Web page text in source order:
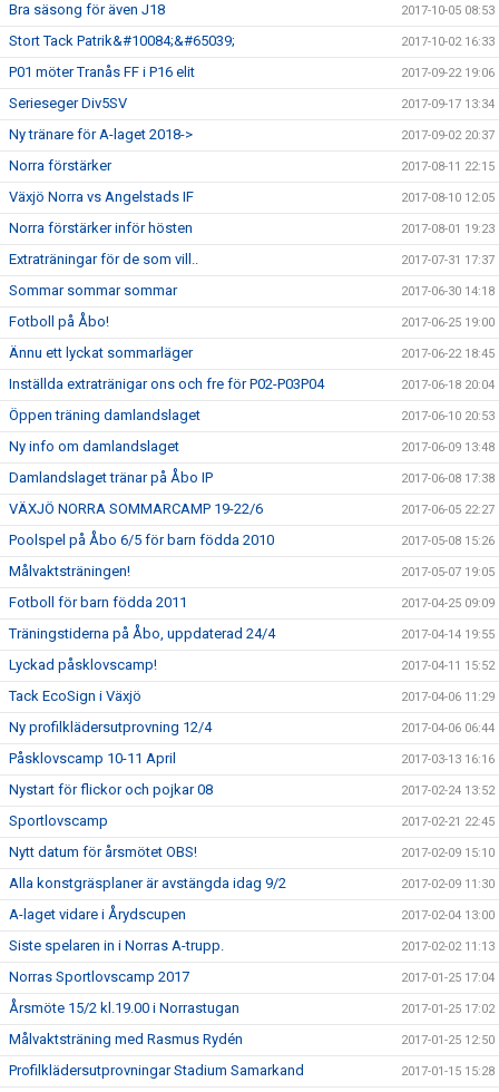
Bra säsong för även J18 2017-10-05 08:53
Stort Tack Patrik&#10084;&#65039; 2017-10-02 16:33
P01 möter Tranås FF i P16 elit 2017-09-22 19:06
Serieseger Div5SV 2017-09-17 13:34
Ny tränare för A-laget 2018-> 2017-09-02 20:37
Norra förstärker 2017-08-11 22:15
Växjö Norra vs Angelstads IF 2017-08-10 12:05
Norra förstärker inför hösten 2017-08-01 19:23
Extraträningar för de som vill.. 2017-07-31 17:37
Sommar sommar sommar 2017-06-30 14:18
Fotboll på Åbo! 2017-06-25 19:00
Ännu ett lyckat sommarläger 2017-06-22 18:45
Inställda extratränigar ons och fre för P02-P03P04 2017-06-18 20:04
Öppen träning damlandslaget 2017-06-10 20:53
Ny info om damlandslaget 2017-06-09 13:48
Damlandslaget tränar på Åbo IP 2017-06-08 17:38
VÄXJÖ NORRA SOMMARCAMP 19-22/6 2017-06-05 22:27
Poolspel på Åbo 6/5 för barn födda 2010 2017-05-08 15:26
Målvaktsträningen! 2017-05-07 19:05
Fotboll för barn födda 2011 2017-04-25 09:09
Träningstiderna på Åbo, uppdaterad 24/4 2017-04-14 19:55
Lyckad påsklovscamp! 2017-04-11 15:52
Tack EcoSign i Växjö 2017-04-06 11:29
Ny profilklädersutprovning 12/4 2017-04-06 06:44
Påsklovscamp 10-11 April 2017-03-13 16:16
Nystart för flickor och pojkar 08 2017-02-24 13:52
Sportlovscamp 2017-02-21 22:45
Nytt datum för årsmötet OBS! 2017-02-09 15:10
Alla konstgräsplaner är avstängda idag 9/2 2017-02-09 11:30
A-laget vidare i Årydscupen 2017-02-04 13:00
Siste spelaren in i Norras A-trupp. 2017-02-02 11:13
Norras Sportlovscamp 2017 2017-01-25 17:04
Årsmöte 15/2 kl.19.00 i Norrastugan 2017-01-25 17:02
Målvaktsträning med Rasmus Rydén 2017-01-25 12:50
Profilklädersutprovningar Stadium Samarkand 2017-01-15 15:28